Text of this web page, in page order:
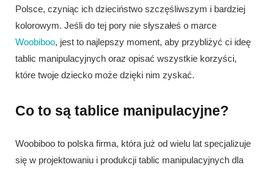
Polsce, czyniąc ich dzieciństwo szczęśliwszym i bardziej
kolorowym. Jeśli do tej pory nie słyszałeś o marce
Woobiboo, jest to najlepszy moment, aby przybliżyć ci ideę
tablic manipulacyjnych oraz opisać wszystkie korzyści,
które twoje dziecko może dzięki nim zyskać.
Co to są tablice manipulacyjne?
Woobiboo to polska firma, która już od wielu lat specjalizuje
się w projektowaniu i produkcji tablic manipulacyjnych dla